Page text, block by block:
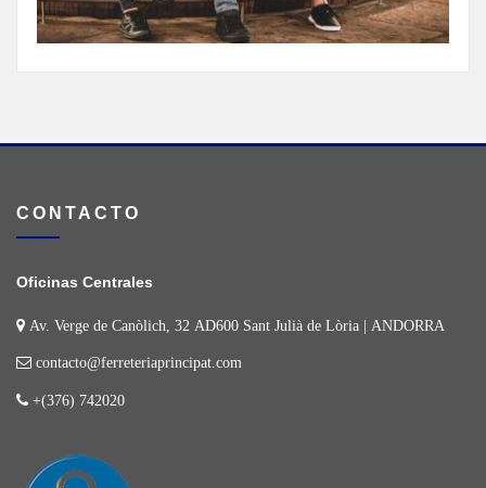
CONTACTO
Oficinas Centrales
Av. Verge de Canòlich, 32 AD600 Sant Julià de Lòria | ANDORRA
contacto@ferreteriaprincipat.com
+(376) 742020